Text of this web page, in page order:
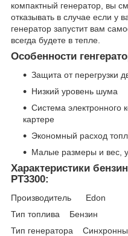
компактный генератор, вы
отказывать в случае если у
генератор запустит вам
всегда будете в тепле.
Особенности
Защита от перегрузки
Низкий уровень шума
Система электронного
картере
Экономный расход
Малые размеры и вес,
Характеристики
PT3300:
Производитель Edon
Тип топлива Бензин
Тип генератора